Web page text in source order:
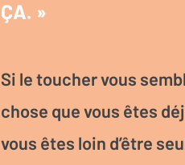
ÇA. »
Si le toucher vous
chose que vous êtes
vous êtes loin d’être